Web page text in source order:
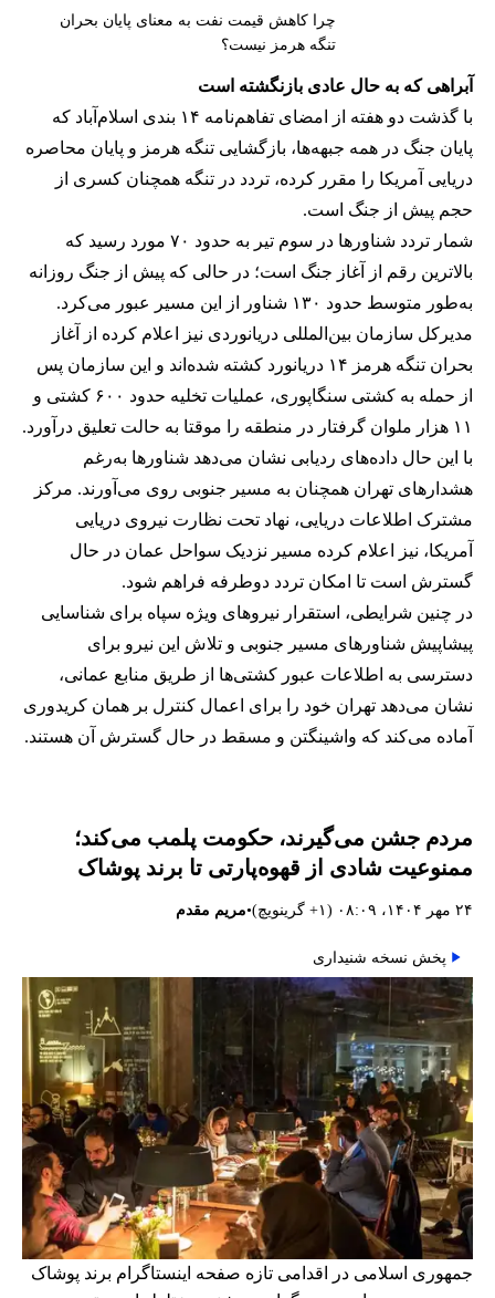
چرا کاهش قیمت نفت به معنای پایان بحران
تنگه هرمز نیست؟
آبراهی که به حال عادی بازنگشته است
با گذشت دو هفته از امضای تفاهم‌نامه ۱۴ بندی اسلام‌آباد که
پایان جنگ در همه جبهه‌ها، بازگشایی تنگه هرمز و پایان محاصره
دریایی آمریکا را مقرر کرده، تردد در تنگه همچنان کسری از
حجم پیش از جنگ است.
شمار تردد شناورها در سوم تیر به حدود ۷۰ مورد رسید که
بالاترین رقم از آغاز جنگ است؛ در حالی که پیش از جنگ روزانه
به‌طور متوسط حدود ۱۳۰ شناور از این مسیر عبور می‌کرد.
مدیرکل سازمان بین‌المللی دریانوردی نیز اعلام کرده از آغاز
بحران تنگه هرمز ۱۴ دریانورد کشته شده‌اند و این سازمان پس
از حمله به کشتی سنگاپوری، عملیات تخلیه حدود ۶۰۰ کشتی و
۱۱ هزار ملوان گرفتار در منطقه را موقتا به حالت تعلیق درآورد.
با این حال داده‌های ردیابی نشان می‌دهد شناورها به‌رغم
هشدارهای تهران همچنان به مسیر جنوبی روی می‌آورند. مرکز
مشترک اطلاعات دریایی، نهاد تحت نظارت نیروی دریایی
آمریکا، نیز اعلام کرده مسیر نزدیک سواحل عمان در حال
گسترش است تا امکان تردد دوطرفه فراهم شود.
در چنین شرایطی، استقرار نیروهای ویژه سپاه برای شناسایی
پیشاپیش شناورهای مسیر جنوبی و تلاش این نیرو برای
دسترسی به اطلاعات عبور کشتی‌ها از طریق منابع عمانی،
نشان می‌دهد تهران خود را برای اعمال کنترل بر همان کریدوری
آماده می‌کند که واشینگتن و مسقط در حال گسترش آن هستند.
مردم جشن می‌گیرند، حکومت پلمب می‌کند؛
ممنوعیت شادی از قهوه‌پارتی تا برند پوشاک
۲۴ مهر ۱۴۰۴، ۰۸:۰۹ (‎+۱ گرینویچ) •مریم مقدم
پخش نسخه شنیداری
جمهوری اسلامی در اقدامی تازه صفحه اینستاگرام برند پوشاک